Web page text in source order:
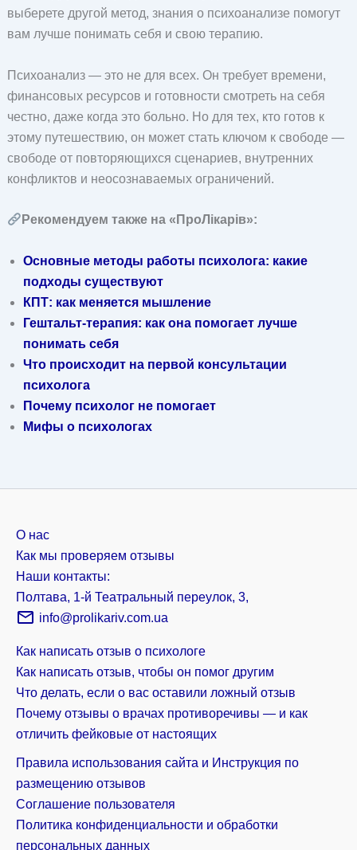
выберете другой метод, знания о психоанализе помогут
вам лучше понимать себя и свою терапию.
Психоанализ — это не для всех. Он требует времени,
финансовых ресурсов и готовности смотреть на себя
честно, даже когда это больно. Но для тех, кто готов к
этому путешествию, он может стать ключом к свободе —
свободе от повторяющихся сценариев, внутренних
конфликтов и неосознаваемых ограничений.
Рекомендуем также на «ПроЛікарів»:
Основные методы работы психолога: какие
подходы существуют
КПТ: как меняется мышление
Гештальт-терапия: как она помогает лучше
понимать себя
Что происходит на первой консультации
психолога
Почему психолог не помогает
Мифы о психологах
О нас
Как мы проверяем отзывы
Наши контакты:
Полтава, 1-й Театральный переулок, 3,
info@prolikariv.com.ua
Как написать отзыв о психологе
Как написать отзыв, чтобы он помог другим
Что делать, если о вас оставили ложный отзыв
Почему отзывы о врачах противоречивы — и как
отличить фейковые от настоящих
Правила использования сайта и Инструкция по
размещению отзывов
Соглашение пользователя
Политика конфиденциальности и обработки
персональных данных